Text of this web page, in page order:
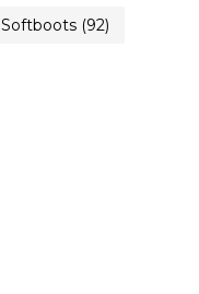
Softboots (92)